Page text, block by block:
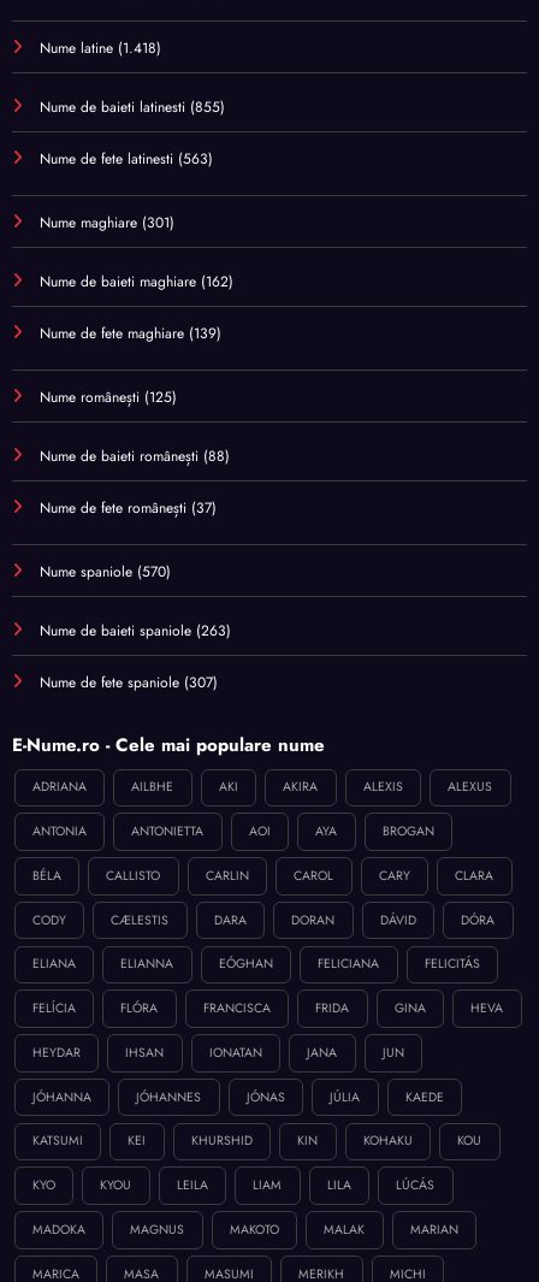
Nume latine (1.418)
Nume de baieti latinesti (855)
Nume de fete latinesti (563)
Nume maghiare (301)
Nume de baieti maghiare (162)
Nume de fete maghiare (139)
Nume românești (125)
Nume de baieti românești (88)
Nume de fete românești (37)
Nume spaniole (570)
Nume de baieti spaniole (263)
Nume de fete spaniole (307)
E-Nume.ro - Cele mai populare nume
ADRIANA AILBHE AKI AKIRA ALEXIS ALEXUS
ANTONIA ANTONIETTA AOI AYA BROGAN
BÉLA CALLISTO CARLIN CAROL CARY CLARA
CODY CÆLESTIS DARA DORAN DÁVID DÓRA
ELIANA ELIANNA EÓGHAN FELICIANA FELICITÁS
FELÍCIA FLÓRA FRANCISCA FRIDA GINA HEVA
HEYDAR IHSAN IONATAN JANA JUN
JÓHANNA JÓHANNES JÓNAS JÚLIA KAEDE
KATSUMI KEI KHURSHID KIN KOHAKU KOU
KYO KYOU LEILA LIAM LILA LÚCÁS
MADOKA MAGNUS MAKOTO MALAK MARIAN
MARICA MASA MASUMI MERIKH MICHI